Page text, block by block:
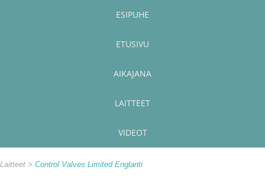
ESIPUHE
ETUSIVU
AIKAJANA
LAITTEET
VIDEOT
Laitteet Control Valves Limited Englanti